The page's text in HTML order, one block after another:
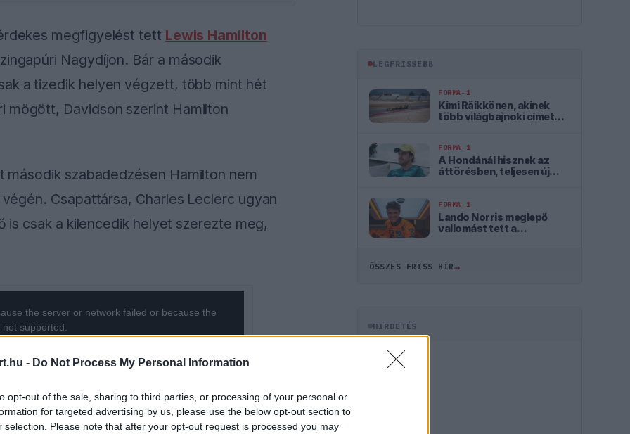
- Do Not Process My Personal Information
opt-out of the sale, sharing to third parties, or processing of your personal or
for targeted advertising by us, please use the below opt-out section to
selection. Please note that after your opt-out request is processed you may
megfigyelést tett Lewis Hamilton
Nagydíjon. Bár a második
a tizedik helyen végzett, több mint hét
mögött, Davidson szerint Hamilton
szabadedzésen Hamilton nem
Csapattársa, Charles Leclerc ugyan
csak a kilencedik helyet szerezte meg,
the server or network failed or because the
supported.
LEGFRISSEBB
FORMA-1
Kimi Räikkönen, akinek
több világbajnoki címet
FORMA-1
A Hondánál hisznek az
áttörésben, teljesen új
Aston Martinnal
FORMA-1
Lando Norris meglepő
vallomást tett a
ÖSSZES FRISS HÍR→
HIRDETÉS